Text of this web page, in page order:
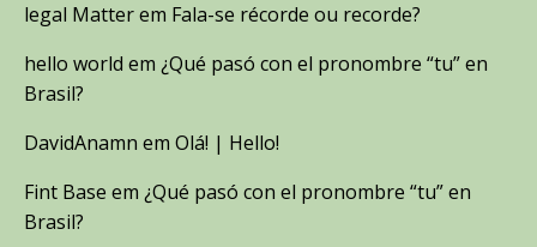
legal Matterem Fala-se récorde ou recorde?
hello world em ¿Qué pasó con el pronombre “tu” en
Brasil?
DavidAnamn em Olá! | Hello!
Fint Base em ¿Qué pasó con el pronombre “tu” en
Brasil?